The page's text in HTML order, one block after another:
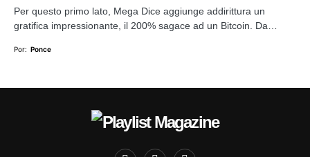
Per questo primo lato, Mega Dice aggiunge addirittura un
gratifica impressionante, il 200% sagace ad un Bitcoin. Da…
Por: Ponce